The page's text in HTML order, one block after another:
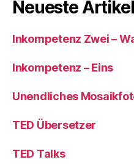
Neueste Artikel
Inkompetenz Zwei –
Inkompetenz – Eins
Unendliches
TED Übersetzer
TED Talks